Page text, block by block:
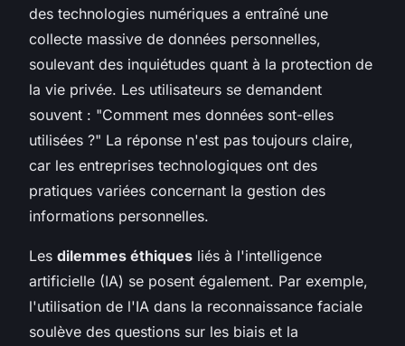
des technologies numériques a entraîné une
collecte massive de données personnelles,
soulevant des inquiétudes quant à la protection de
la vie privée. Les utilisateurs se demandent
souvent : "Comment mes données sont-elles
utilisées ?" La réponse n'est pas toujours claire,
car les entreprises technologiques ont des
pratiques variées concernant la gestion des
informations personnelles.
Les dilemmes éthiques liés à l'intelligence
artificielle (IA) se posent également. Par exemple,
l'utilisation de l'IA dans la reconnaissance faciale
soulève des questions sur les biais et la